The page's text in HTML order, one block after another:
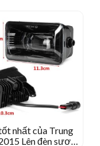
nhất của Trung
Lên đèn sương